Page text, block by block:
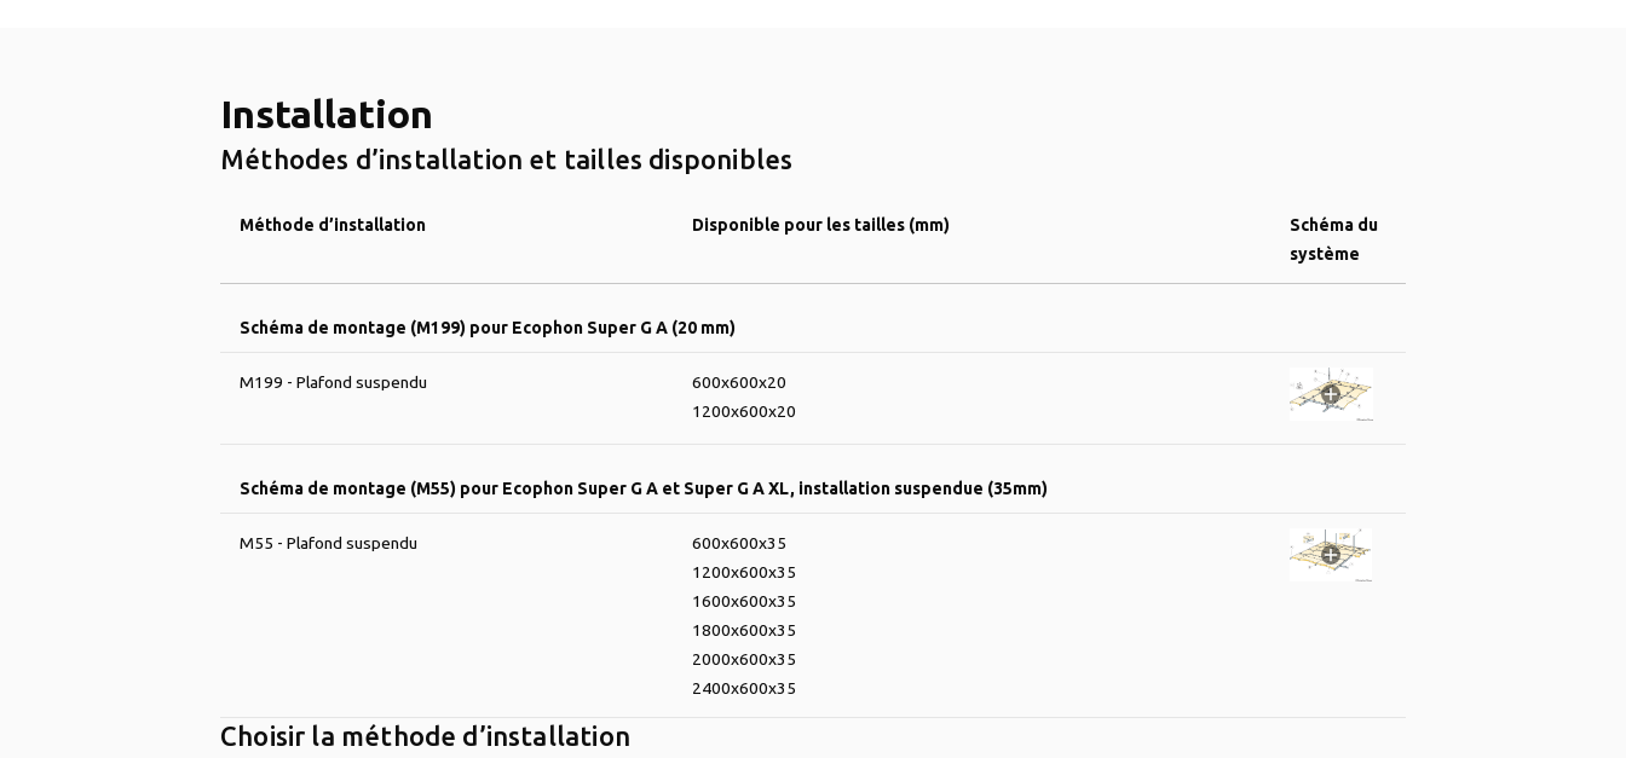
Installation
Méthodes d’installation et tailles disponibles
Méthode d’installation Disponible pour les tailles (mm)
Schéma du
système
Schéma de montage (M199) pour Ecophon Super G A (20 mm)
M199 - Plafond suspendu
600x600x20
1200x600x20
Schéma de montage (M55) pour Ecophon Super G A et Super G A XL, installation suspendue (35mm)
M55 - Plafond suspendu
600x600x35
1200x600x35
1600x600x35
1800x600x35
2000x600x35
2400x600x35
Choisir la méthode d’installation